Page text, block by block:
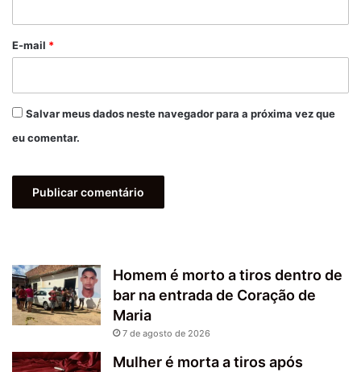
*
E-mail *
Salvar meus dados neste navegador para a próxima vez que
eu comentar.
Homem é morto a tiros dentro de
bar na entrada de Coração de
Maria
7 de agosto de 2026
Mulher é morta a tiros após